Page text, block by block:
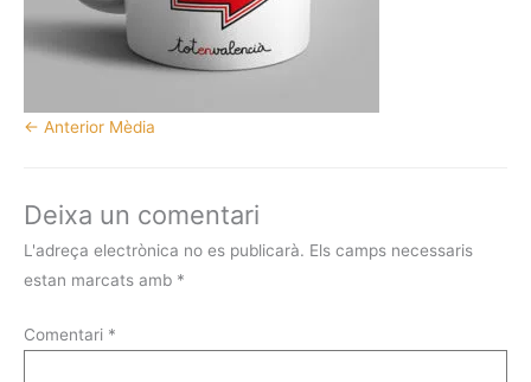
← Anterior Mèdia
Deixa un comentari
L'adreça electrònica no es publicarà. Els camps necessaris
estan marcats amb *
Comentari *